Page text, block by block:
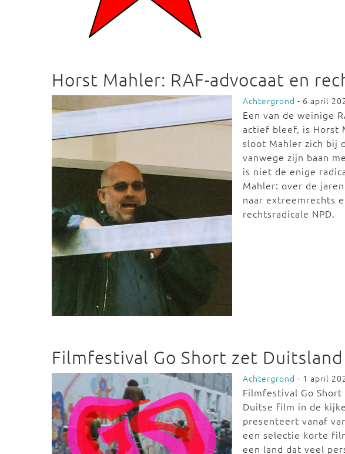
Horst Mahler: RAF-advocaat en
Achtergrond - 6 april
Een van de weinige
actief bleef, is Horst
sloot Mahler zich bij
vanwege zijn baan
is niet de enige
Mahler: over de
naar extreemrechts
rechtsradicale NPD.
Filmfestival Go Short zet
Achtergrond - 1 april
Filmfestival Go
Duitse film in de
presenteert vanaf
een selectie korte
een land dat veel